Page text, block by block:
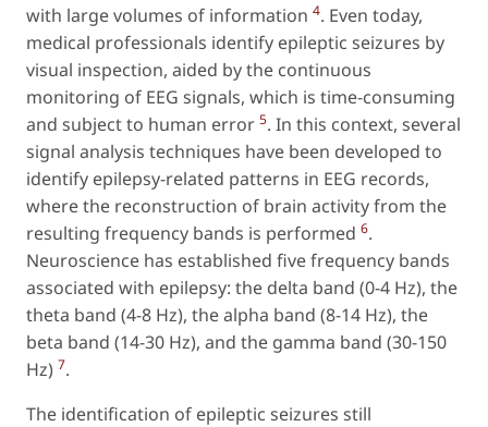
with large volumes of information 4. Even today,
medical professionals identify epileptic seizures by
visual inspection, aided by the continuous
monitoring of EEG signals, which is time-consuming
and subject to human error 5. In this context, several
signal analysis techniques have been developed to
identify epilepsy-related patterns in EEG records,
where the reconstruction of brain activity from the
resulting frequency bands is performed 6.
Neuroscience has established five frequency bands
associated with epilepsy: the delta band (0-4 Hz), the
theta band (4-8 Hz), the alpha band (8-14 Hz), the
beta band (14-30 Hz), and the gamma band (30-150
Hz) 7.
The identification of epileptic seizures still